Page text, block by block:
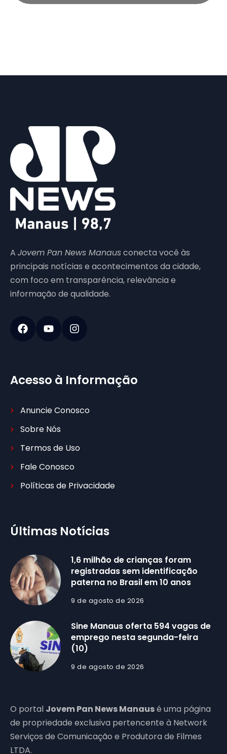
A Jovem Pan News Manausconecta você às
principais notícias e acontecimentos da cidade,
com foco em transparência, relevância e
informação de qualidade.
Acesso à Informação
Anuncie Conosco
Sobre Nós
Termos de Uso
Fale Conosco
Políticas de Privacidade
Últimas Notícias
1,6 milhão de crianças foram
registradas sem identificação
paterna no Brasil em 10 anos
9 de agosto de 2026
Sine Manaus oferta 594 vagas de
emprego nesta segunda-feira
(10)
9 de agosto de 2026
O portal Jovem Pan News Manausé uma página
de propriedade exclusiva pertencente à Network
Serviços de Comunicação e Produtora de Filmes
LTDA.